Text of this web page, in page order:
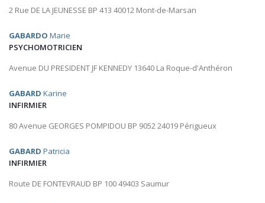
2 Rue DE LA JEUNESSE BP 413 40012 Mont-de-Marsan
GABARDO Marie
PSYCHOMOTRICIEN
Avenue DU PRESIDENT JF KENNEDY 13640 La Roque-d'Anthéron
GABARD Karine
INFIRMIER
80 Avenue GEORGES POMPIDOU BP 9052 24019 Périgueux
GABARD Patricia
INFIRMIER
Route DE FONTEVRAUD BP 100 49403 Saumur